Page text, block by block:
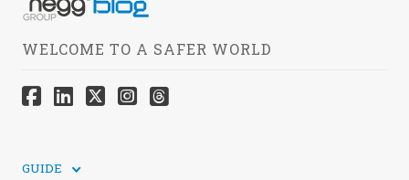
WELCOME TO A SAFER WORLD
GUIDE